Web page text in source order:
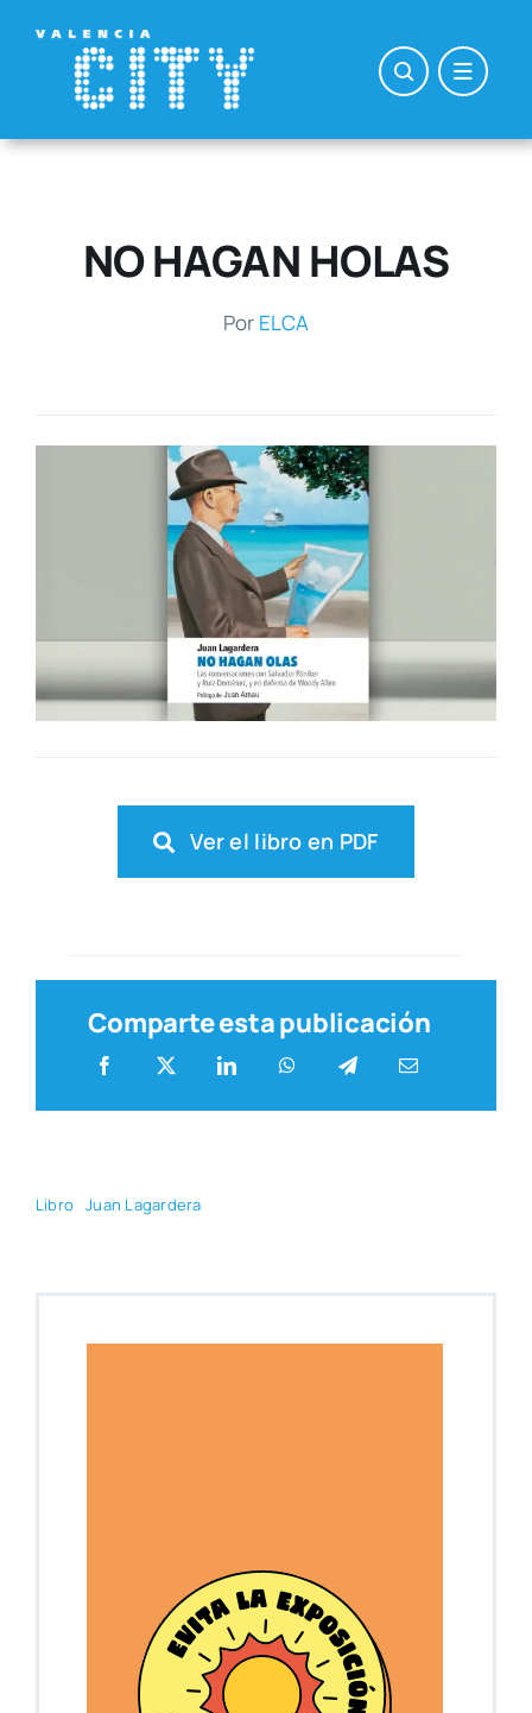
contenido
NO HAGAN HOLAS
Por ELCA
Ver el libro en PDF
Comparte esta publicación
Libro Juan Lagar­de­ra